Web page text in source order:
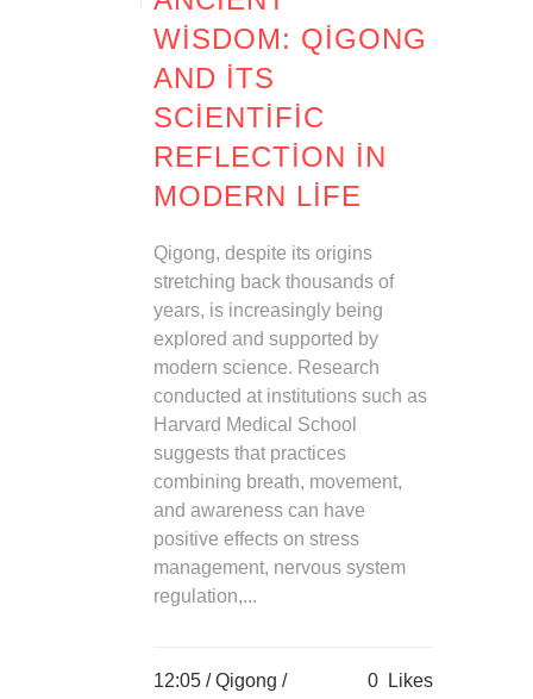
WISDOM: QIGONG
AND ITS
SCIENTIFIC
REFLECTION IN
MODERN LIFE
Qigong, despite its origins
stretching back thousands of
years, is increasingly being
explored and supported by
modern science. Research
conducted at institutions such as
Harvard Medical School
suggests that practices
combining breath, movement,
and awareness can have
positive effects on stress
management, nervous system
regulation,...
12:05 /Qigong /
0
Likes